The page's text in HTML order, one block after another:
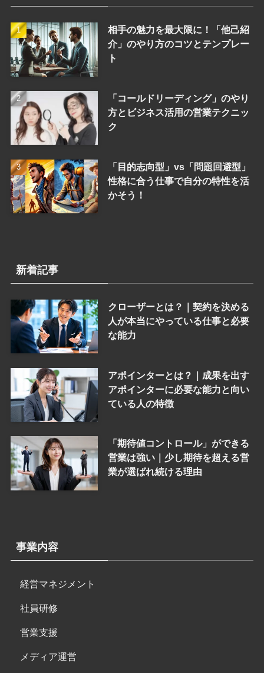
相手の魅力を最大限に！「他己紹
介」のやり方のコツとテンプレー
ト
「コールドリーディング」のやり
方とビジネス活用の営業テクニッ
ク
「目的志向型」vs「問題回避型」
性格に合う仕事で自分の特性を活
かそう！
新着記事
クローザーとは？｜契約を決める
人が本当にやっている仕事と必要
な能力
アポインターとは？｜成果を出す
アポインターに必要な能力と向い
ている人の特徴
「期待値コントロール」ができる
営業は強い｜少し期待を超える営
業が選ばれ続ける理由
事業内容
経営マネジメント
社員研修
営業支援
メディア運営